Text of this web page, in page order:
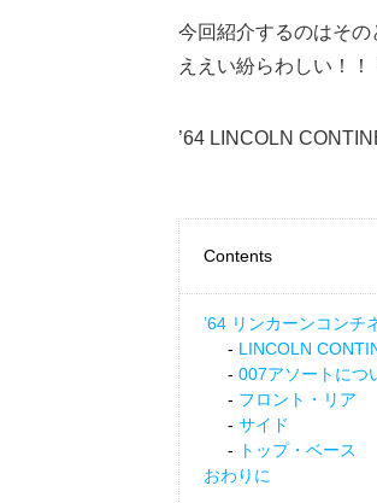
今回紹介するのはその
ええい紛らわしい！！
’64 LINCOLN
Contents
’64 リンカーンコンチ
LINCOLN
007アソートにつ
フロント・リア
サイド
トップ・ベース
おわりに